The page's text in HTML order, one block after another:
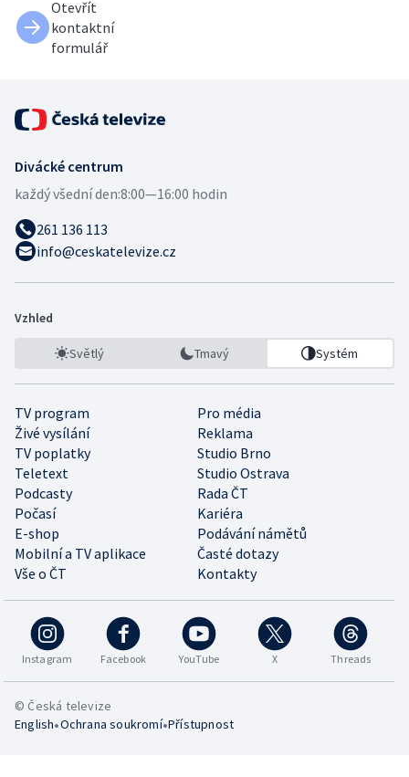
Otevřít
kontaktní
formulář
Divácké centrum
každý všední den:8:00—16:00 hodin
261 136 113
info@ceskatelevize.cz
Vzhled
Světlý Tmavý Systém
TV program
Pro média
Živé vysílání
Reklama
TV poplatky
Studio Brno
Teletext
Studio Ostrava
Podcasty
Rada ČT
Počasí
Kariéra
E-shop
Podávání námětů
Mobilní a TV aplikace
Časté dotazy
Vše o ČT
Kontakty
Instagram Facebook YouTube X Threads
© Česká televize
English•Ochrana soukromí•Přístupnost